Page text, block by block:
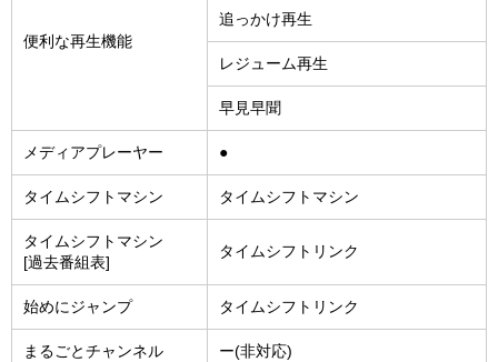
便利な再生機能
追っかけ再生
レジューム再生
早見早聞
メディアプレーヤー ●
タイムシフトマシン タイムシフトマシン
タイムシフトマシン
[過去番組表]
タイムシフトリンク
始めにジャンプ タイムシフトリンク
まるごとチャンネル ー(非対応)